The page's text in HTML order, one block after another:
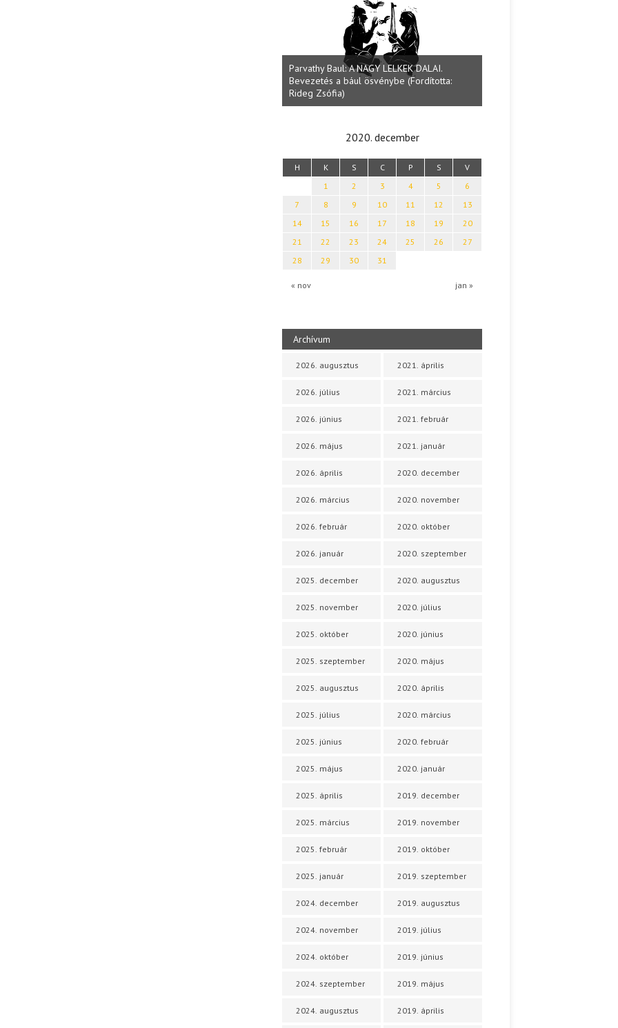
Parvathy Baul: A NAGY LELKEK DALAI.
Bevezetés a bául ösvénybe (Fordította:
Rideg Zsófia)
2020. december
H K S C P S V
« nov jan »
1 2 3 4 5
6
7
8 9 10 11 12
13
14
15 16 17 18 19
20
21
22 23 24 25 26
27
28
29 30 31
Archívum
2026. augusztus
2026. július
2026. június
2026. május
2026. április
2026. március
2026. február
2026. január
2025. december
2025. november
2025. október
2025. szeptember
2025. augusztus
2025. július
2025. június
2025. május
2025. április
2025. március
2025. február
2025. január
2024. december
2024. november
2024. október
2024. szeptember
2024. augusztus
2021. április
2021. március
2021. február
2021. január
2020. december
2020. november
2020. október
2020. szeptember
2020. augusztus
2020. július
2020. június
2020. május
2020. április
2020. március
2020. február
2020. január
2019. december
2019. november
2019. október
2019. szeptember
2019. augusztus
2019. július
2019. június
2019. május
2019. április